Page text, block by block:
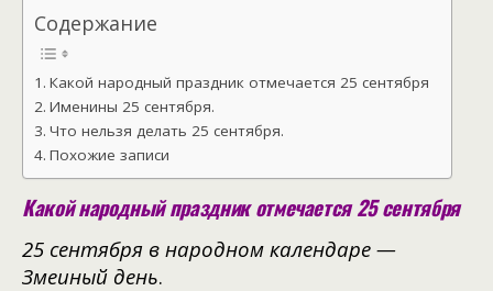
Содержание
Какой народный праздник отмечается 25 сентября
Именины 25 сентября.
Что нельзя делать 25 сентября.
Похожие записи
Какой народный праздник отмечается 25 сентября
25 сентября в народном календаре —
Змеиный день.